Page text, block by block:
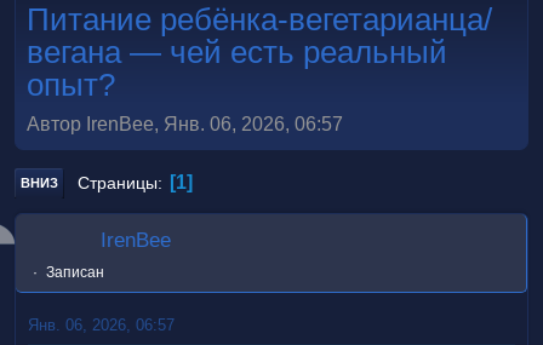
Питание ребёнка‑вегетарианца/
вегана — чей есть реальный
опыт?
Автор IrenBee, Янв. 06, 2026, 06:57
ВНИЗ Страницы 1
IrenBee
Записан
Янв. 06, 2026, 06:57